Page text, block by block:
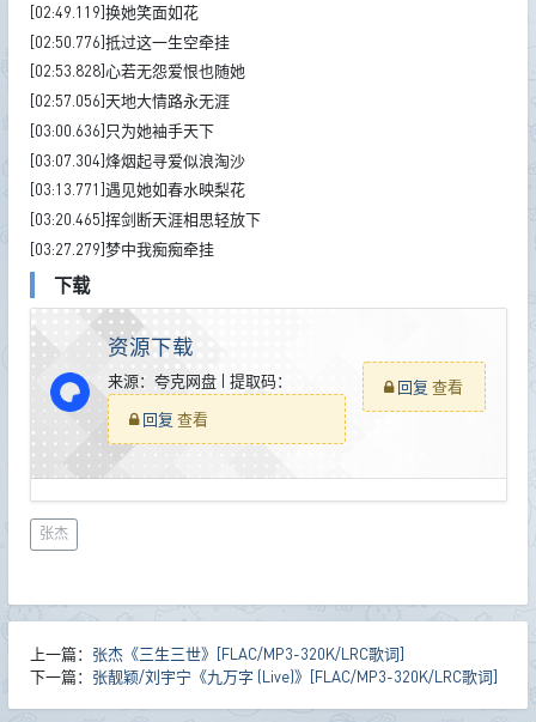
[02:49.119]换她笑面如花
[02:50.776]抵过这一生空牵挂
[02:53.828]心若无怨爱恨也随她
[02:57.056]天地大情路永无涯
[03:00.636]只为她袖手天下
[03:07.304]烽烟起寻爱似浪淘沙
[03:13.771]遇见她如春水映梨花
[03:20.465]挥剑断天涯相思轻放下
[03:27.279]梦中我痴痴牵挂
下载
资源下载
来源：夸克网盘 | 提取码：
回复查看
回复查看
张杰
上一篇： 张杰《三生三世》[FLAC/MP3-320K/LRC歌词]
下一篇： 张靓颖/刘宇宁《九万字 (Live)》[FLAC/MP3-320K/LRC歌词]